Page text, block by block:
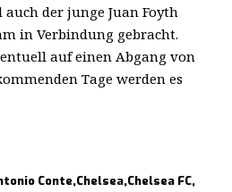
der junge Juan Foyth
in Verbindung gebracht.
auf einen Abgang von
Tage werden es
Conte Chelsea Chelsea FC